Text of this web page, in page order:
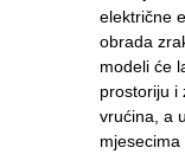
električne
obrada
modeli će
prostoriju i
vrućina, a